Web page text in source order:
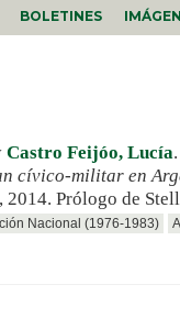
BOLETINES
Castro Feijóo, Lucía
cívico-militar en
, 2014. Prólogo de
Nacional (1976-1983)